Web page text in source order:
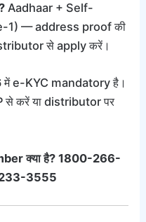
Aadhaar + Self-
1) — address proof की
से apply करें।
e-KYC mandatory है।
से करें या distributor पर
क्या है? 1800-266-
3555